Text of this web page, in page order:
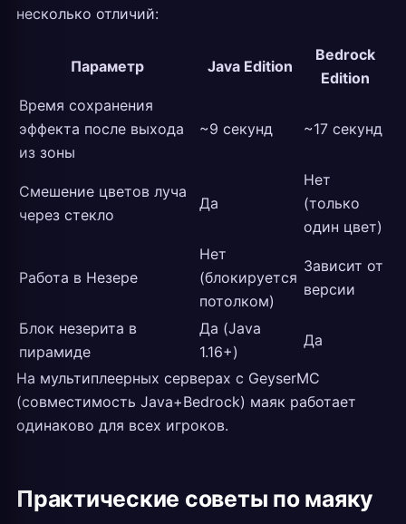
несколько отличий:
Параметр Java Edition
Bedrock
Edition
Время сохранения
эффекта после выхода
из зоны
~9 секунд ~17 секунд
Смешение цветов луча
через стекло
Да
Нет
(только
один цвет)
Работа в Незере
Нет
(блокируется
потолком)
Зависит от
версии
Блок незерита в
пирамиде
Да (Java
1.16+)
Да
На мультиплеерных серверах с GeyserMC
(совместимость Java+Bedrock) маяк работает
одинаково для всех игроков.
Практические советы по маяку